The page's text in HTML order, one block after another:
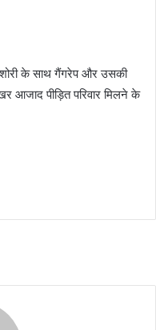
के साथ गैंगरेप और उसकी
आजाद पीड़ित परिवार मिलने के